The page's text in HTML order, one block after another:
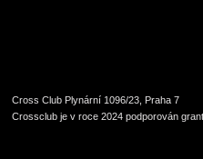
Cross Club Plynární 1096/23, Praha 7
Crossclub je v roce 2024 podporován